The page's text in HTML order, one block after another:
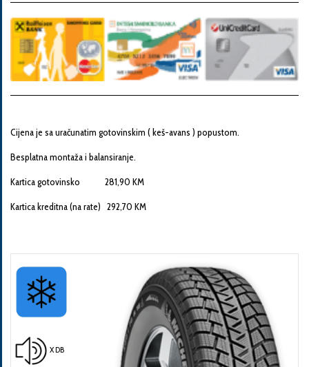
Godina
proizvodnje
Vaša
Pošalji
Cijena je sa uračunatim gotovinskim ( keš-avans ) popustom.
Besplatna montaža i balansiranje.
Kartica gotovinsko 281,90 KM
Kartica kreditna (na rate) 292,70 KM
X DB